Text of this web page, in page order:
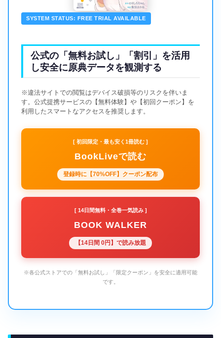
SYSTEM STATUS: FREE TRIAL AVAILABLE
公式の「無料お試し」「割引」を活用
し安全に原典データを観測する
※違法サイトでの閲覧はデバイス破損等のリスクを伴いま
す。公式提携サービスの【無料体験】や【初回クーポン】を
利用したスマートなアクセスを推奨します。
[ 初回限定・最も安く1冊読む ]
BookLiveで読む
登録時に【70%OFF】クーポン配布
[ 14日間無料・全巻一気読み ]
BOOK WALKER
【14日間 0円】で読み放題
※各公式ストアでの「無料お試し」「限定クーポン」を安全に適用可能
です。